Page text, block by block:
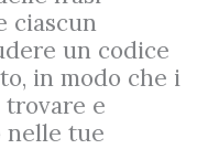
ciascun
un codice
in modo che i
e
nelle tue